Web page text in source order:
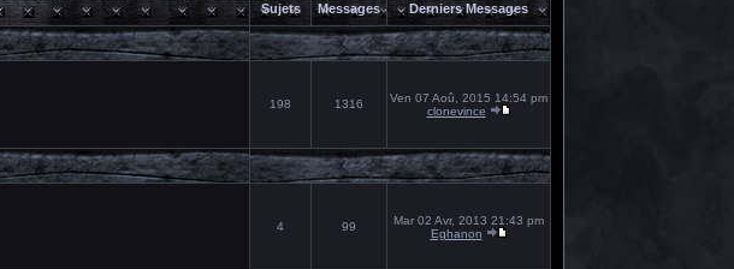
Sujets Messages Derniers Messages
198 1316
Ven 07 Aoû, 2015 14:54 pm
clonevince
4 99
Mar 02 Avr, 2013 21:43 pm
Eghanon